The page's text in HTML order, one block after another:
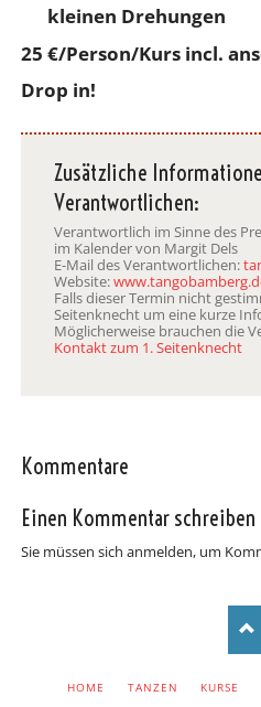
kleinen Drehungen
25 €/Person/Kurs incl.
Drop in!
Zusätzliche
Verantwortlichen:
Verantwortlich im Sinne des
im Kalender von Margit Dels
E-Mail des Verantwortlichen:
Website:
Falls dieser Termin nicht
Seitenknecht um eine kurze
Möglicherweise brauchen die
Kontakt zum 1. Seitenknecht
Kommentare
Einen Kommentar schreiben
Sie müssen sich anmelden, um
NAVIGATION
HOME TANZEN KURSE